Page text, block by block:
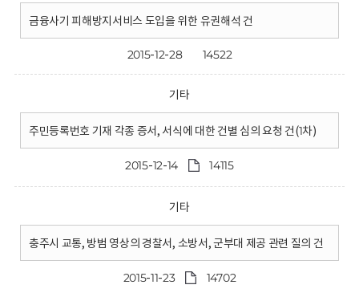
금융사기 피해방지서비스 도입을 위한 유권해석 건
2015-12-28 14522
기타
주민등록번호 기재 각종 증서, 서식에 대한 건별 심의 요청 건(1차)
2015-12-14 14115
기타
충주시 교통, 방범 영상의 경찰서, 소방서, 군부대 제공 관련 질의 건
2015-11-23 14702